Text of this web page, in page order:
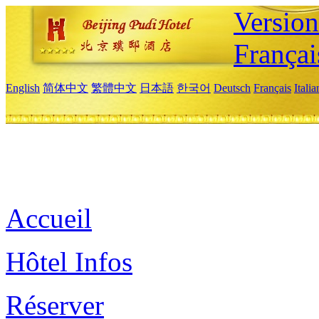
English 简体中文 繁體中文 日本語 한국어 Deutsch Français
Accueil
Hôtel Infos
Réserver